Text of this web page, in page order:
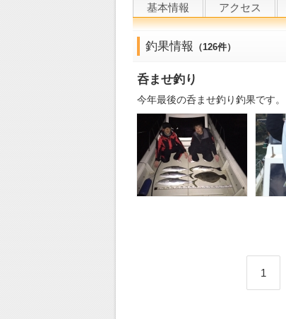
基本情報 アクセス
釣果情報 （126件）
呑ませ釣り
今年最後の呑ませ釣り釣果です。
1